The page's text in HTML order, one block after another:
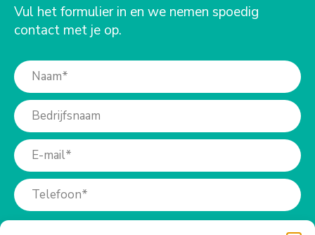
Vul het formulier in en we nemen spoedig
contact met je op.